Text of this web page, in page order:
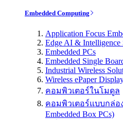
Embedded Computing
Application Focus
Edge AI & Intelligence
Embedded PCs
Embedded Single
Industrial Wireless
Wireless ePaper
คอมพิวเตอร์ในโมดูล
คอมพิวเตอร์แบบกล่อง
Embedded Box PCs)